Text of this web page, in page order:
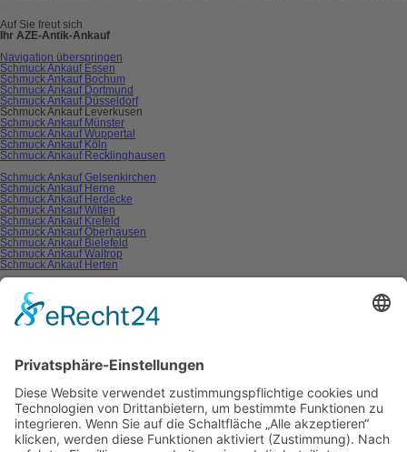
Auf Sie freut sich
Ihr AZE-Antik-Ankauf
Navigation überspringen
Schmuck Ankauf Essen
Schmuck Ankauf Bochum
Schmuck Ankauf Dortmund
Schmuck Ankauf Düsseldorf
Schmuck Ankauf Leverkusen
Schmuck Ankauf Münster
Schmuck Ankauf Wuppertal
Schmuck Ankauf Köln
Schmuck Ankauf Recklinghausen
Schmuck Ankauf Gelsenkirchen
Schmuck Ankauf Herne
Schmuck Ankauf Herdecke
Schmuck Ankauf Witten
Schmuck Ankauf Krefeld
Schmuck Ankauf Oberhausen
Schmuck Ankauf Bielefeld
Schmuck Ankauf Waltrop
Schmuck Ankauf Herten
Schmuck Ankauf Hamm
Schmuck Ankauf Unna
Schmuck Ankauf Mühlheim
Schmuck Ankauf Hagen
Schmuck Ankauf Moers
Schmuck Ankauf Gladbeck
Ankaufformular
PflichtfeldIhr Name*
PflichtfeldIhre Telefonnummer